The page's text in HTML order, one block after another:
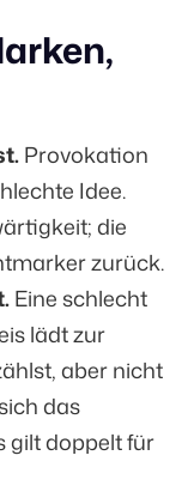
Provokation
Idee.
die
zurück.
Eine schlecht
lädt zur
aber nicht
das
gilt doppelt für